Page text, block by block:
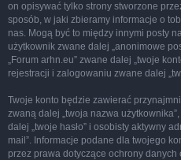
on opisywać tylko strony stworzone
sposób, w jaki zbieramy informacje o
nas. Mogą być to między innymi posty
użytkownik zwane dalej „anonimowe
„Forum arhn.eu” zwane dalej „twoje
rejestracji i zalogowaniu zwane dalej
Twoje konto będzie zawierać
zwaną dalej „twoja nazwa
dalej „twoje hasło” i osobisty aktywny
mail”. Informacje podane dla twojego
przez prawa dotyczące ochrony